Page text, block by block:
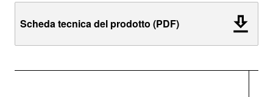
Scheda tecnica del prodotto (PDF)